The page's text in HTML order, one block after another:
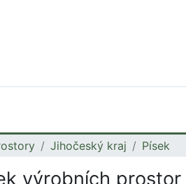
Jihočeský kraj Písek
výrobních